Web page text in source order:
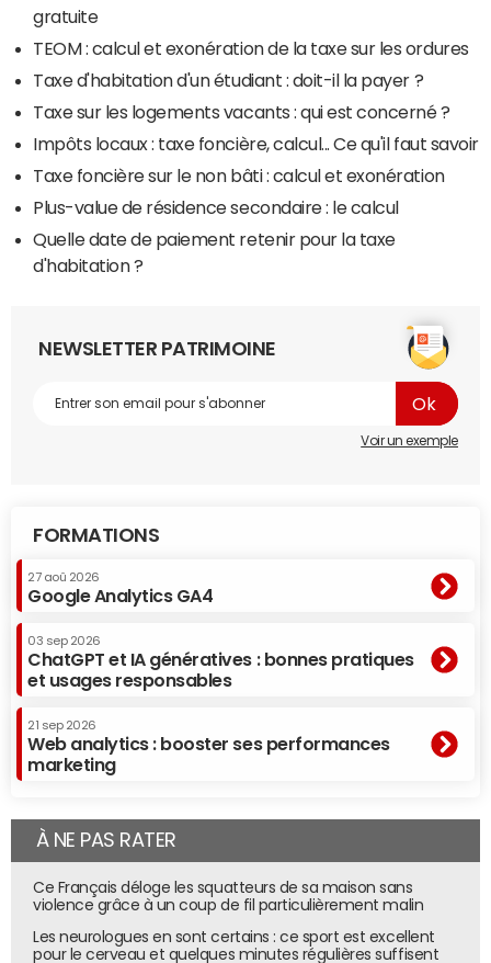
gratuite
TEOM : calcul et exonération de la taxe sur les ordures
Taxe d'habitation d'un étudiant : doit-il la payer ?
Taxe sur les logements vacants : qui est concerné ?
Impôts locaux : taxe foncière, calcul... Ce qu'il faut savoir
Taxe foncière sur le non bâti : calcul et exonération
Plus-value de résidence secondaire : le calcul
Quelle date de paiement retenir pour la taxe
d'habitation ?
NEWSLETTER PATRIMOINE
Voir un exemple
FORMATIONS
27 aoû 2026
Google Analytics GA4
03 sep 2026
ChatGPT et IA génératives : bonnes pratiques
et usages responsables
21 sep 2026
Web analytics : booster ses performances
marketing
À NE PAS RATER
Ce Français déloge les squatteurs de sa maison sans
violence grâce à un coup de fil particulièrement malin
Les neurologues en sont certains : ce sport est excellent
pour le cerveau et quelques minutes régulières suffisent